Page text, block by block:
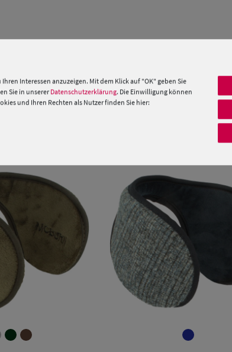
Interessen anzuzeigen. Mit dem Klick auf "OK" geben Sie
Sie in unserer Datenschutzerklärung. Die Einwilligung können
und Ihren Rechten als Nutzer finden Sie hier: